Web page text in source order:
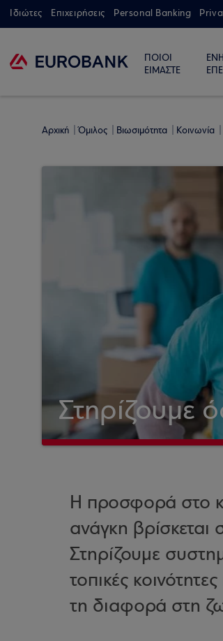
Ιδιώτες Επιχειρήσεις Personal Banking
ΠΟΙΟΙ
ΕΙΜΑΣΤΕ
Αρχική Όμιλος Βιωσιμότητα Κοινωνία
Στηρίζουμε
Η προσφορά στο
ανάγκη βρίσκεται
Στηρίζουμε
τοπικές
τη διαφορά στη